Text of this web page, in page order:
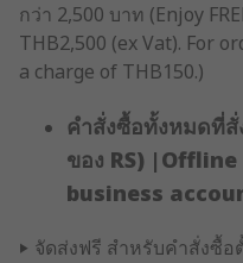
กว่า 2,500 บาท (Enjoy
THB2,500 (ex Vat). For
a charge of THB150.)
คำสั่งซื้อทั้งหมดที่สั่
ของ RS)
business
‣ จัดส่งฟรี สำหรับคำสั่งซื้อ